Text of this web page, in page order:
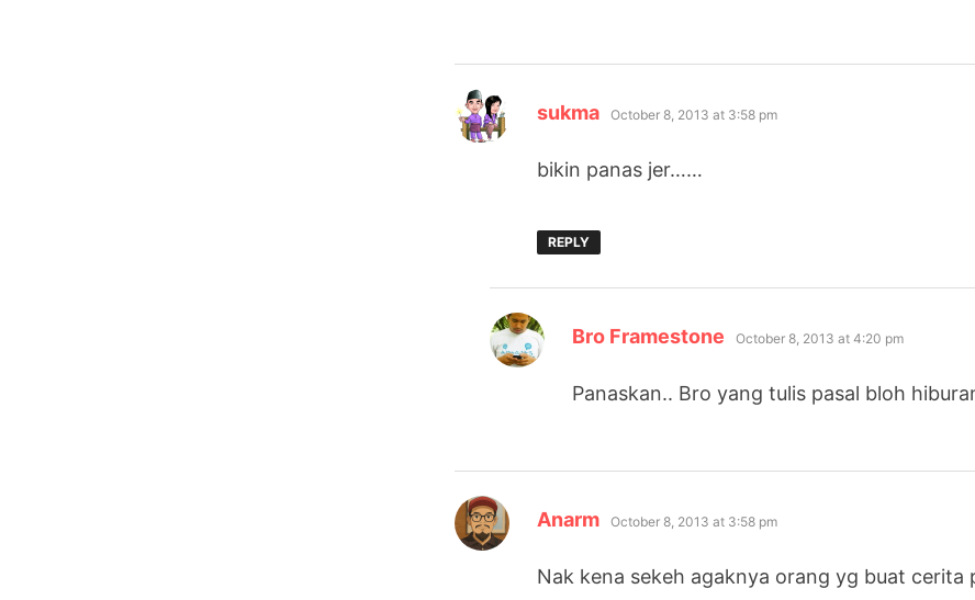
sukma says:
October 8, 2013 at 3:58 pm
bikin panas jer……
REPLY
Bro Framestone says:
October 8, 2013 at 4:20 pm
Panaskan.. Bro yang tulis pasal bloh
Anarm says:
October 8, 2013 at 3:58 pm
Nak kena sekeh agaknya orang yg buat cerita